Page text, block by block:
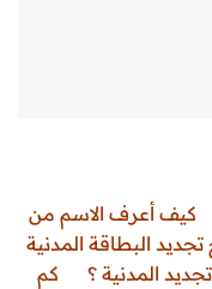
كيف أعرف الاسم من
البطاقة المدنية
المدنية ؟
كم